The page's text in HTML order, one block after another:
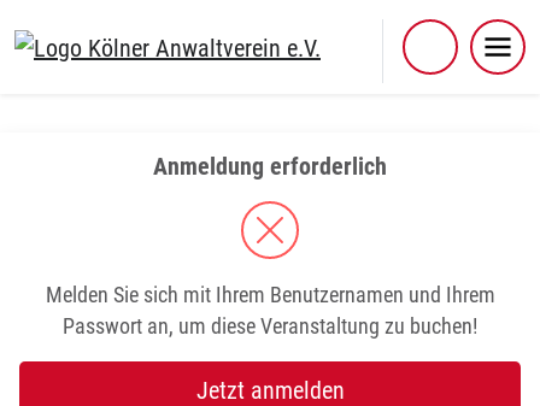
Anmeldung erforderlich
Melden Sie sich mit Ihrem Benutzernamen und Ihrem
Passwort an, um diese Veranstaltung zu buchen!
Jetzt anmelden